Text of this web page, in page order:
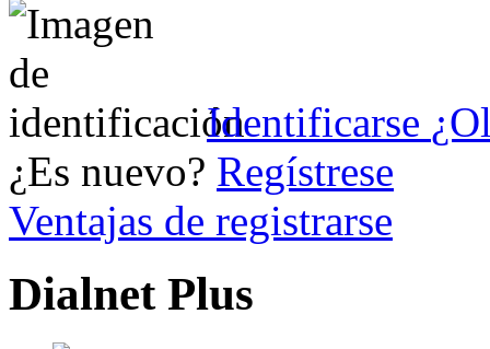
Identificarse
¿Es nuevo? Regístrese
Ventajas de registrarse
Dialnet Plus